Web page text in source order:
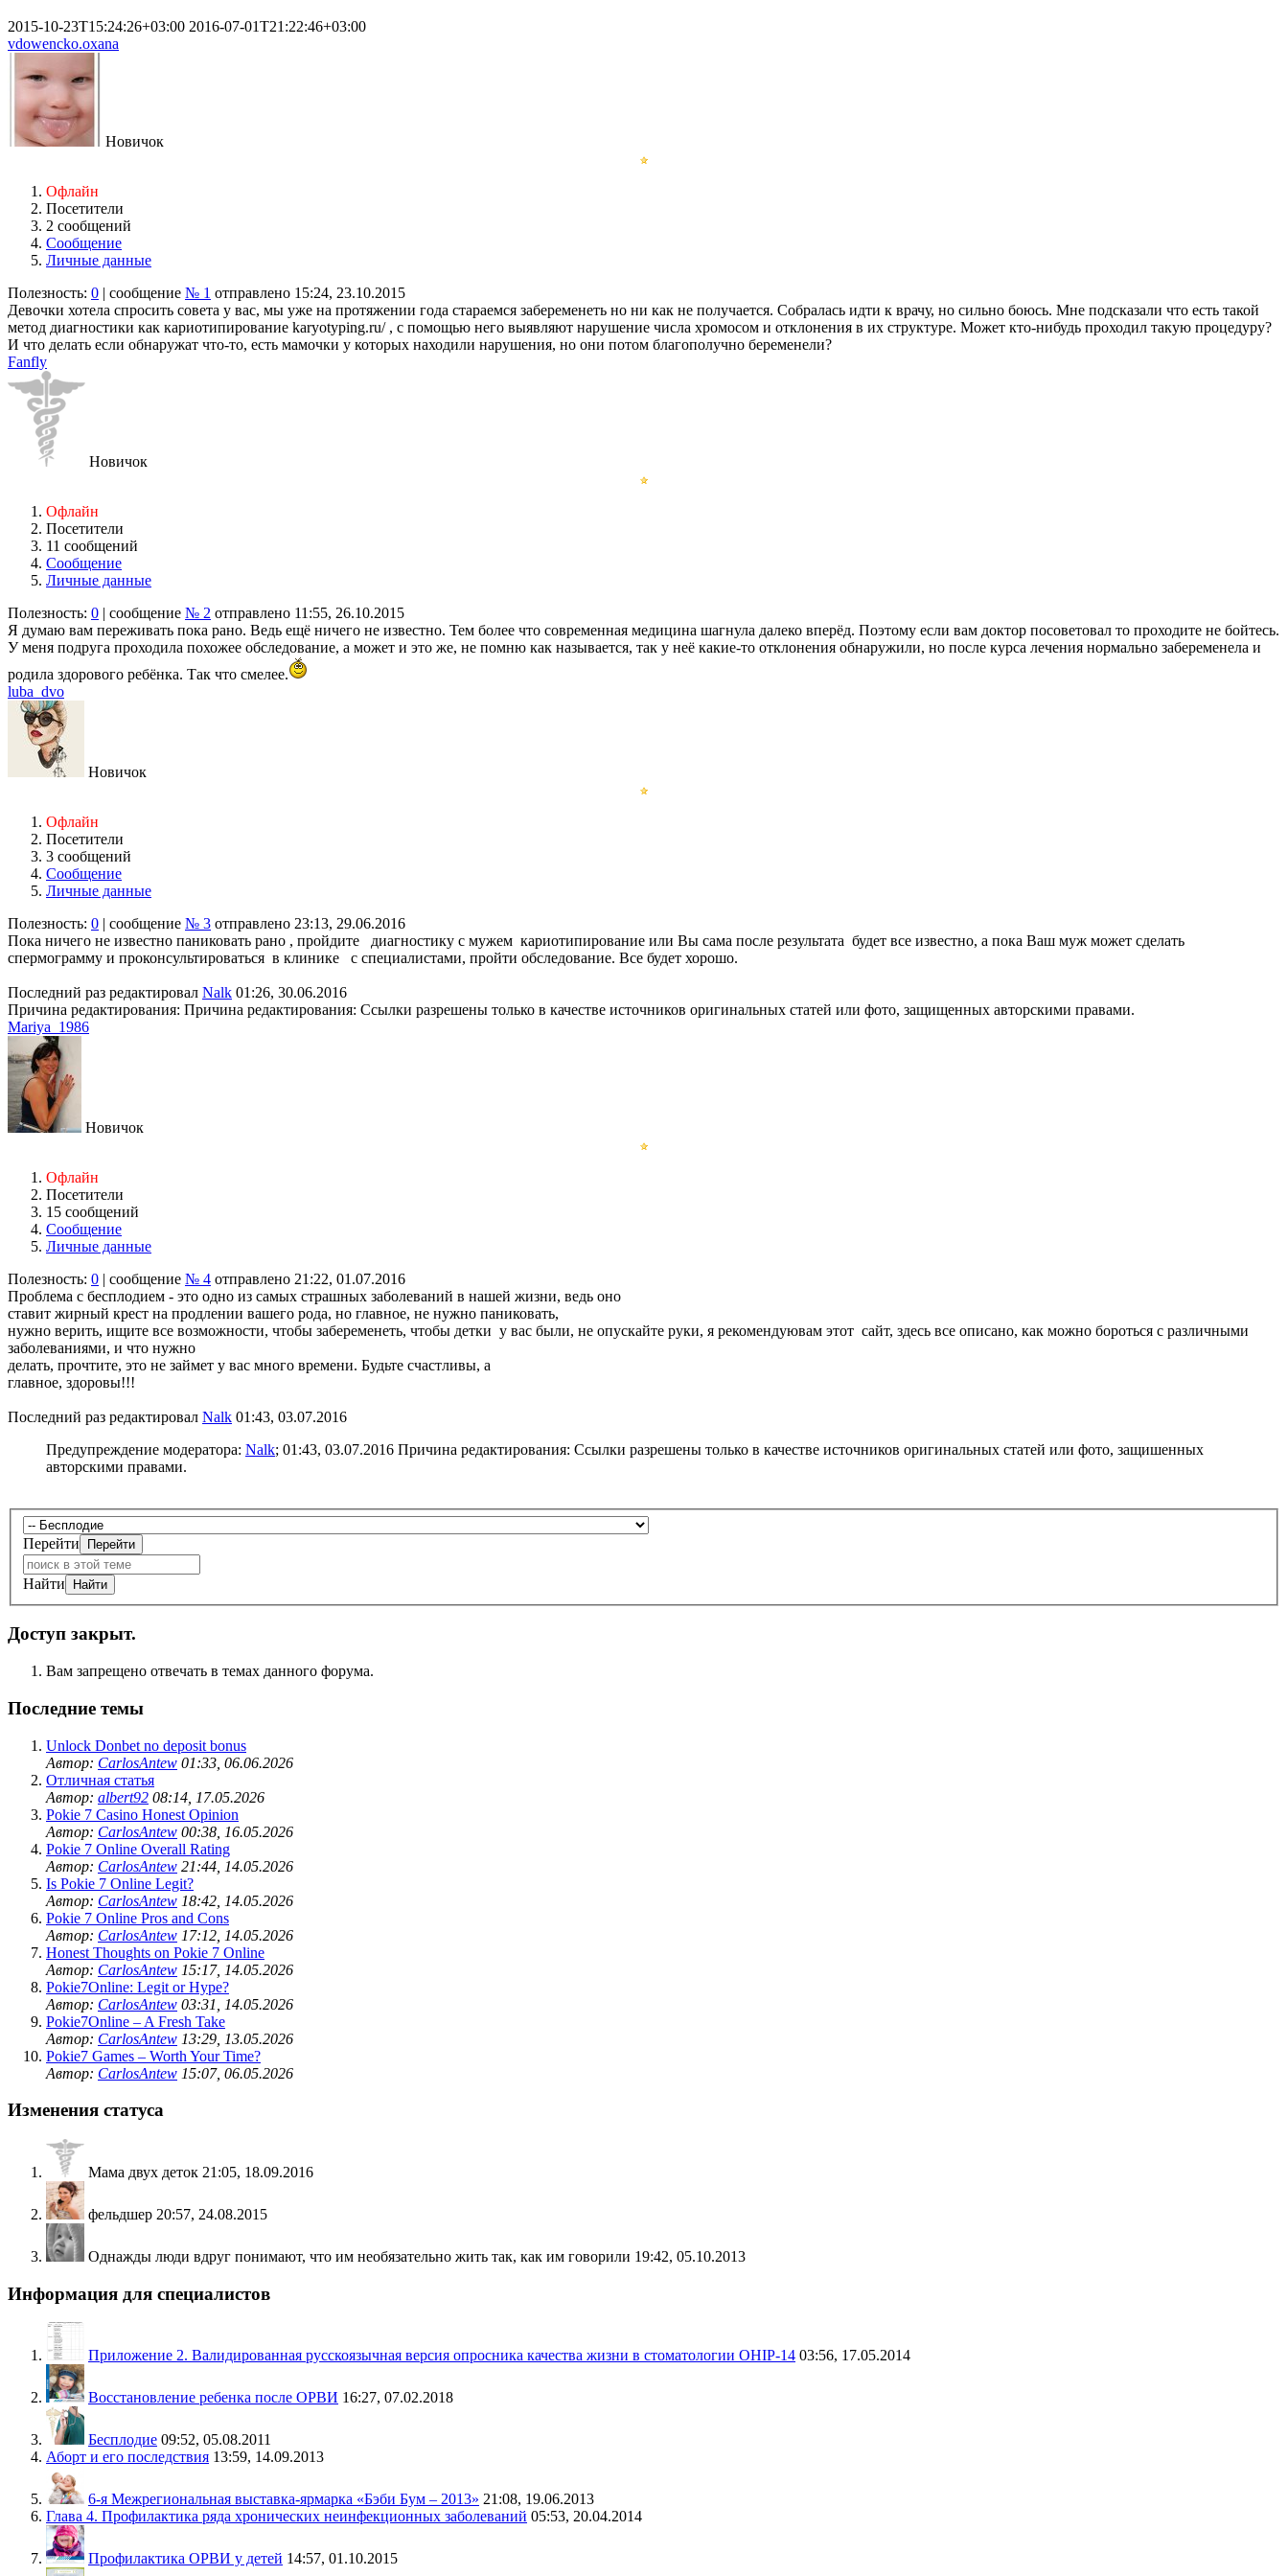
2015-10-23T15:24:26+03:00 2016-07-01T21:22:46+03:00
vdowencko.oxana
Новичок
Офлайн
Посетители
2 сообщений
Сообщение
Личные данные
Полезность: 0 | сообщение № 1 отправлено 15:24, 23.10.2015
Девочки хотела спросить совета у вас, мы уже на протяжении года стараемся забеременеть но ни как не получается. Собралась идти к врачу, но сильно боюсь. Мне подсказали что есть такой
метод диагностики как кариотипирование karyotyping.ru/ , с помощью него выявляют нарушение числа хромосом и отклонения в их структуре. Может кто-нибудь проходил такую процедуру?
И что делать если обнаружат что-то, есть мамочки у которых находили нарушения, но они потом благополучно беременели?
Fanfly
Новичок
Офлайн
Посетители
11 сообщений
Сообщение
Личные данные
Полезность: 0 | сообщение № 2 отправлено 11:55, 26.10.2015
Я думаю вам переживать пока рано. Ведь ещё ничего не известно. Тем более что современная медицина шагнула далеко вперёд. Поэтому если вам доктор посоветовал то проходите не бойтесь.
У меня подруга проходила похожее обследование, а может и это же, не помню как называется, так у неё какие-то отклонения обнаружили, но после курса лечения нормально забеременела и
родила здорового ребёнка. Так что смелее.
luba_dvo
Новичок
Офлайн
Посетители
3 сообщений
Сообщение
Личные данные
Полезность: 0 | сообщение № 3 отправлено 23:13, 29.06.2016
Пока ничего не известно паниковать рано , пройдите диагностику с мужем кариотипирование или Вы сама после результата будет все известно, а пока Ваш муж может сделать
спермограмму и проконсультироваться в клинике с специалистами, пройти обследование. Все будет хорошо.
Последний раз редактировал Nalk 01:26, 30.06.2016
Причина редактирования: Причина редактирования: Ссылки разрешены только в качестве источников оригинальных статей или фото, защищенных авторскими правами.
Mariya_1986
Новичок
Офлайн
Посетители
15 сообщений
Сообщение
Личные данные
Полезность: 0 | сообщение № 4 отправлено 21:22, 01.07.2016
Проблема с бесплодием - это одно из самых страшных заболеваний в нашей жизни, ведь оно
ставит жирный крест на продлении вашего рода, но главное, не нужно паниковать,
нужно верить, ищите все возможности, чтобы забеременеть, чтобы детки у вас были, не опускайте руки, я рекомендуювам этот сайт, здесь все описано, как можно бороться с различными
заболеваниями, и что нужно
делать, прочтите, это не займет у вас много времени. Будьте счастливы, а
главное, здоровы!!!
Последний раз редактировал Nalk 01:43, 03.07.2016
Предупреждение модератора: Nalk; 01:43, 03.07.2016 Причина редактирования: Ссылки разрешены только в качестве источников оригинальных статей или фото, защишенных
авторскими правами.
Перейти
Найти
Доступ закрыт.
Вам запрещено отвечать в темах данного форума.
Последние темы
Unlock Donbet no deposit bonus
Автор: CarlosAntew 01:33, 06.06.2026
Отличная статья
Автор: albert92 08:14, 17.05.2026
Pokie 7 Casino Honest Opinion
Автор: CarlosAntew 00:38, 16.05.2026
Pokie 7 Online Overall Rating
Автор: CarlosAntew 21:44, 14.05.2026
Is Pokie 7 Online Legit?
Автор: CarlosAntew 18:42, 14.05.2026
Pokie 7 Online Pros and Cons
Автор: CarlosAntew 17:12, 14.05.2026
Honest Thoughts on Pokie 7 Online
Автор: CarlosAntew 15:17, 14.05.2026
Pokie7Online: Legit or Hype?
Автор: CarlosAntew 03:31, 14.05.2026
Pokie7Online – A Fresh Take
Автор: CarlosAntew 13:29, 13.05.2026
Pokie7 Games – Worth Your Time?
Автор: CarlosAntew 15:07, 06.05.2026
Изменения статуса
Мама двух деток 21:05, 18.09.2016
фельдшер 20:57, 24.08.2015
Однажды люди вдруг понимают, что им необязательно жить так, как им говорили 19:42, 05.10.2013
Информация для специалистов
Приложение 2. Валидированная русскоязычная версия опросника качества жизни в стоматологии OHIP-14 03:56, 17.05.2014
Восстановление ребенка после ОРВИ 16:27, 07.02.2018
Бесплодие 09:52, 05.08.2011
Аборт и его последствия 13:59, 14.09.2013
6-я Межрегиональная выставка-ярмарка «Бэби Бум – 2013» 21:08, 19.06.2013
Глава 4. Профилактика ряда хронических неинфекционных заболеваний 05:53, 20.04.2014
Профилактика ОРВИ у детей 14:57, 01.10.2015